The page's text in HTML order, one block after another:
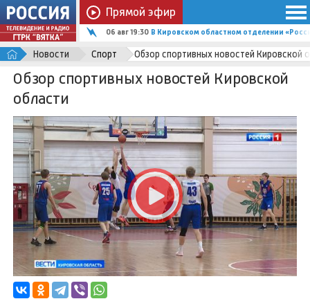
Прямой эфир
06 авг 19:30 В Кировском областном отделении
Новости Спорт Обзор спортивных новостей Кировской
Обзор спортивных новостей Кировской
области